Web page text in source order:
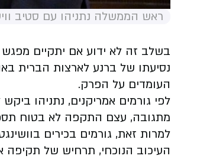
ראש הממשלה נתניהו עם סטיב
בשלב זה לא ידוע אם יתקיים
נסיעתו של ברנע לארצות הברית
העומדים על הפרק.
לפי גורמים אמריקנים, נתניהו
מתגובה, עצם התקפה לא בטוח
למרות זאת, גורמים בכירים
העיכוב הנוכחי, תרחיש של